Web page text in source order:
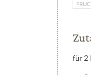
für 2